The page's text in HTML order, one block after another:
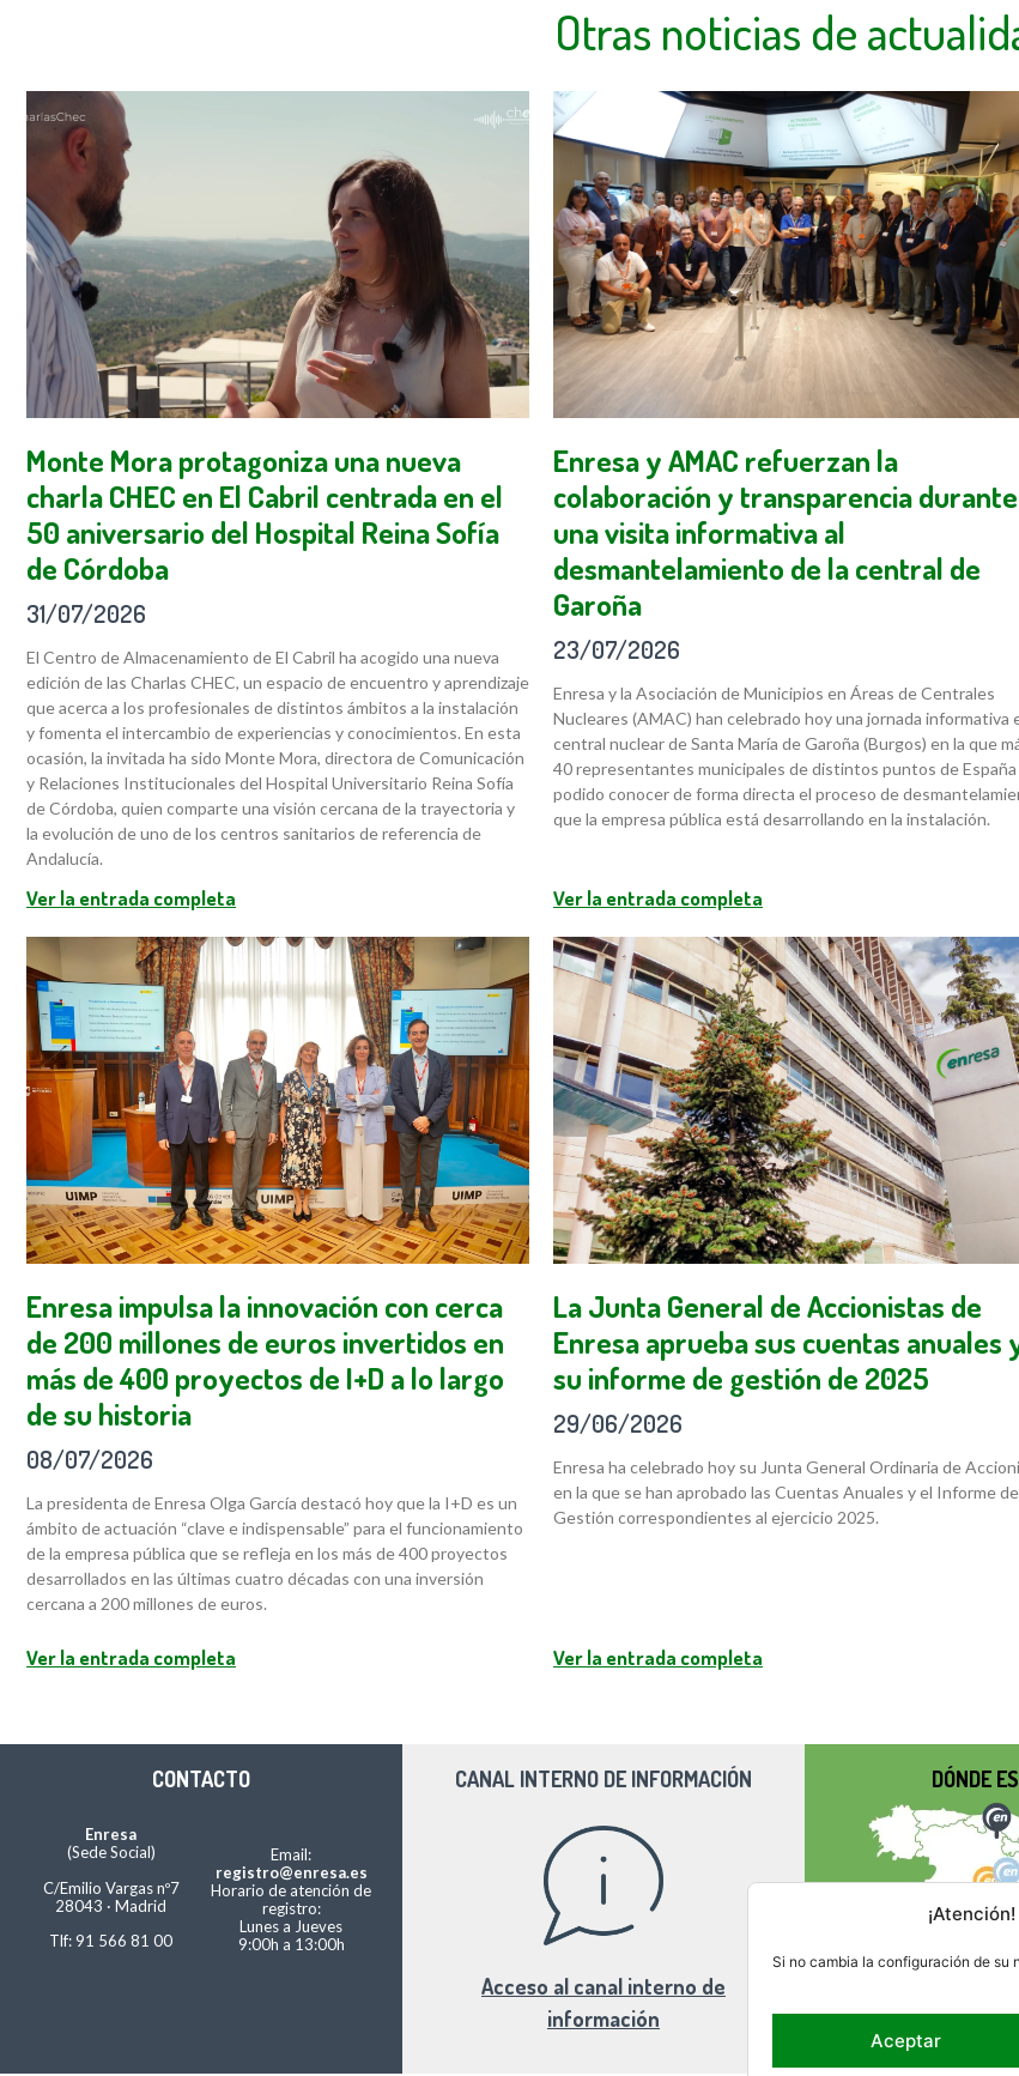
Si no cambia la configuración de su
Aceptar
Otras noticias de
Monte Mora protagoniza una nueva
charla CHEC en El Cabril centrada en el
50 aniversario del Hospital Reina Sofía
de Córdoba
31/07/2026
El Centro de Almacenamiento de El Cabril ha acogido una nueva
edición de las Charlas CHEC, un espacio de encuentro y aprendizaje
que acerca a los profesionales de distintos ámbitos a la instalación
y fomenta el intercambio de experiencias y conocimientos. En esta
ocasión, la invitada ha sido Monte Mora, directora de Comunicación
y Relaciones Institucionales del Hospital Universitario Reina Sofía
de Córdoba, quien comparte una visión cercana de la trayectoria y
la evolución de uno de los centros sanitarios de referencia de
Andalucía.
Ver la entrada completa
Enresa y AMAC refuerzan la
colaboración y transparencia durante
una visita informativa al
desmantelamiento de la central de
Garoña
23/07/2026
Enresa y la Asociación de Municipios en Áreas de Centrales
Nucleares (AMAC) han celebrado hoy una jornada informativa
central nuclear de Santa María de Garoña (Burgos) en la que
40 representantes municipales de distintos puntos de España
podido conocer de forma directa el proceso de
que la empresa pública está desarrollando en la instalación.
Ver la entrada completa
Enresa impulsa la innovación con cerca
de 200 millones de euros invertidos en
más de 400 proyectos de I+D a lo largo
de su historia
08/07/2026
La presidenta de Enresa Olga García destacó hoy que la I+D es un
ámbito de actuación “clave e indispensable” para el funcionamiento
de la empresa pública que se refleja en los más de 400 proyectos
desarrollados en las últimas cuatro décadas con una inversión
cercana a 200 millones de euros.
Ver la entrada completa
La Junta General de Accionistas de
Enresa aprueba sus cuentas anuales
su informe de gestión de 2025
29/06/2026
Enresa ha celebrado hoy su Junta General Ordinaria de
en la que se han aprobado las Cuentas Anuales y el Informe de
Gestión correspondientes al ejercicio 2025.
Ver la entrada completa
CONTACTO
Enresa
(Sede Social)
C/Emilio Vargas nº7
28043 · Madrid
Tlf: 91 566 81 00
Email:
registro@enresa.es
Horario de atención de
registro:
Lunes a Jueves
9:00h a 13:00h
CANAL INTERNO DE INFORMACIÓN
Acceso al canal interno de
información
DÓNDE